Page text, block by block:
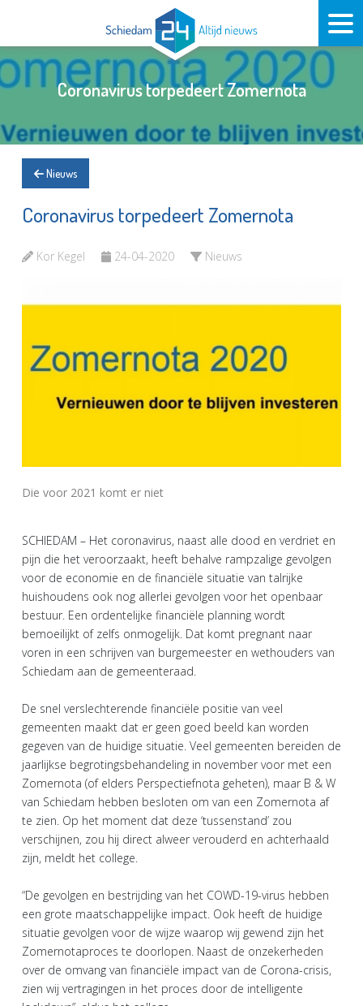
Coronavirus torpedeert Zomernota
Nieuws
Coronavirus torpedeert Zomernota
Kor Kegel 24-04-2020 Nieuws
Die voor 2021 komt er niet
SCHIEDAM – Het coronavirus, naast alle dood en verdriet en
pijn die het veroorzaakt, heeft behalve rampzalige gevolgen
voor de economie en de financiële situatie van talrijke
huishoudens ook nog allerlei gevolgen voor het openbaar
bestuur. Een ordentelijke financiële planning wordt
bemoeilijkt of zelfs onmogelijk. Dat komt pregnant naar
voren in een schrijven van burgemeester en wethouders van
Schiedam aan de gemeenteraad.
De snel verslechterende financiële positie van veel
gemeenten maakt dat er geen goed beeld kan worden
gegeven van de huidige situatie. Veel gemeenten bereiden de
jaarlijkse begrotingsbehandeling in november voor met een
Zomernota (of elders Perspectiefnota geheten), maar B & W
van Schiedam hebben besloten om van een Zomernota af
te zien. Op het moment dat deze ‘tussenstand’ zou
verschijnen, zou hij direct alweer verouderd en achterhaald
zijn, meldt het college.
“De gevolgen en bestrijding van het COWD-19-virus hebben
een grote maatschappelijke impact. Ook heeft de huidige
situatie gevolgen voor de wijze waarop wij gewend zijn het
Zomernotaproces te doorlopen. Naast de onzekerheden
over de omvang van financiële impact van de Corona-crisis,
zien wij vertragingen in het proces door de intelligente